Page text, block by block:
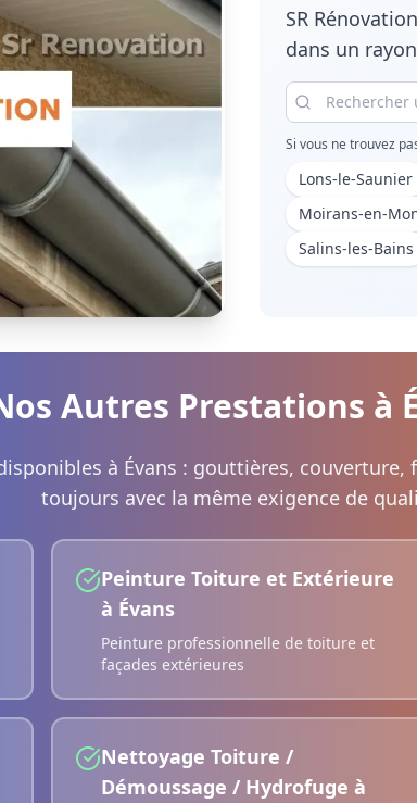
SR
dans un
Si vous ne trouvez
Lons-le-Saunier
Moirans-en-
Salins-les-Bains
Autres Prestations à
à Évans : gouttières, couverture,
toujours avec la même exigence de
Peinture Toiture et Extérieure
à Évans
Peinture professionnelle de toiture et
façades extérieures
Nettoyage Toiture /
Démoussage / Hydrofuge à